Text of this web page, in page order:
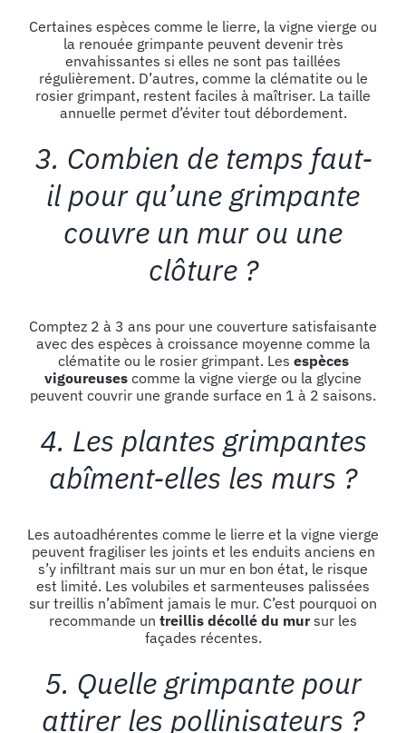
Certaines espèces comme le lierre, la vigne vierge ou
la renouée grimpante peuvent devenir très
envahissantes si elles ne sont pas taillées
régulièrement. D’autres, comme la clématite ou le
rosier grimpant, restent faciles à maîtriser. La taille
annuelle permet d’éviter tout débordement.
3. Combien de temps faut-
il pour qu’une grimpante
couvre un mur ou une
clôture ?
Comptez 2 à 3 ans pour une couverture satisfaisante
avec des espèces à croissance moyenne comme la
clématite ou le rosier grimpant. Les espèces
vigoureuses comme la vigne vierge ou la glycine
peuvent couvrir une grande surface en 1 à 2 saisons.
4. Les plantes grimpantes
abîment-elles les murs ?
Les autoadhérentes comme le lierre et la vigne vierge
peuvent fragiliser les joints et les enduits anciens en
s’y infiltrant mais sur un mur en bon état, le risque
est limité. Les volubiles et sarmenteuses palissées
sur treillis n’abîment jamais le mur. C’est pourquoi on
recommande un treillis décollé du mursur les
façades récentes.
5. Quelle grimpante pour
attirer les pollinisateurs ?